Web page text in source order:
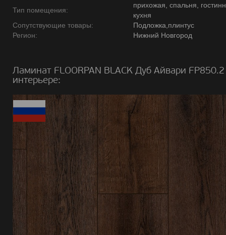
Тип помещения:
прихожая, спальня,
кухня
Сопутствующие товары:
Подложка,плинтус
Регион:
Нижний Новгород
Ламинат FLOORPAN BLACK Дуб Айвари
интерьере: